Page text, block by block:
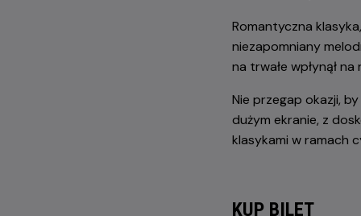
Romantyczna
niezapomniany
na trwałe wpłynął
Nie przegap okazji,
dużym ekranie, z
klasykami w ramach
KUP BILET